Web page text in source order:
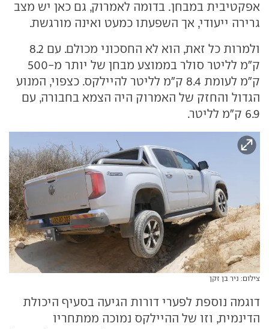
אפקטיבית במבחן. בדומה לאמרוק, גם כאן יש מצב
גרירה ייעודי, אך השפעתו כמעט ואינה מורגשת.
ולמרות כל זאת, הוא לא החסכוני מכולם. עם 8.2
ק"מ לליטר סולר בממוצע מבחן של יותר מ-500
ק"מ לעומת 8.4 ק"מ לליטר להיילקס. כצפוי, המנוע
הגדול והחזק של האמרוק היה הצמא בחבורה, עם
6.9 ק"מ לליטר.
צילום: ניר בן זקן
דוגמה נוספת לפערי דורות הגיעה בסעיף היכולת
הדינמית, וזו של ההיילקס נמוכה ממתחריו